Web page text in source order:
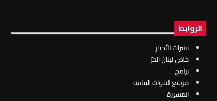
الروابط
نشرات الأخبار
خاص لبنان الحرّ
برامج
موقع القوات البنانية
المسيرة